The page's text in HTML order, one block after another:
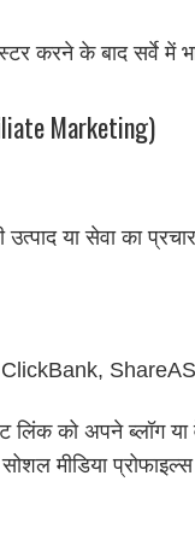
करने के बाद सर्वे में
Marketing)
उत्पाद या सेवा का
लिंक को अपने ब्लॉग
मीडिया